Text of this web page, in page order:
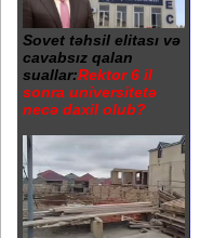
Sovet təhsil elitası və
cavabsız qalan
suallar:Rektor 6 il
sonra universitetə
necə daxil olub?